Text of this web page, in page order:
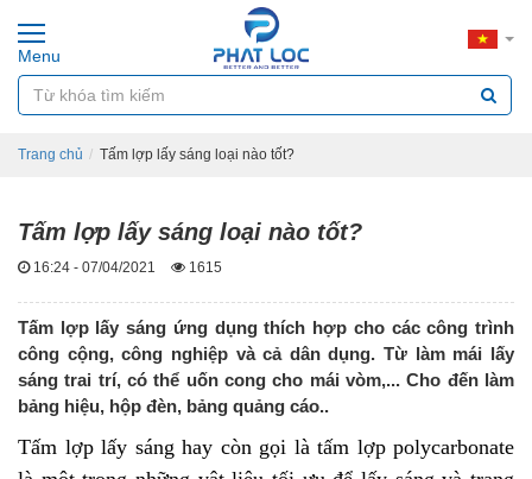
Menu
Trang chủ Tấm lợp lấy sáng loại nào tốt?
Tấm lợp lấy sáng loại nào tốt?
16:24 - 07/04/2021 1615
Tấm lợp lấy sáng ứng dụng thích hợp cho các công trình
công cộng, công nghiệp và cả dân dụng. Từ làm mái lấy
sáng trai trí, có thể uốn cong cho mái vòm,... Cho đến làm
bảng hiệu, hộp đèn, bảng quảng cáo..
Tấm lợp lấy sáng hay còn gọi là tấm lợp polycarbonate